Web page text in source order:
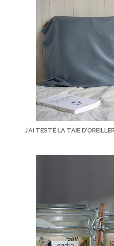
J’AI TESTÉ LA TAIE